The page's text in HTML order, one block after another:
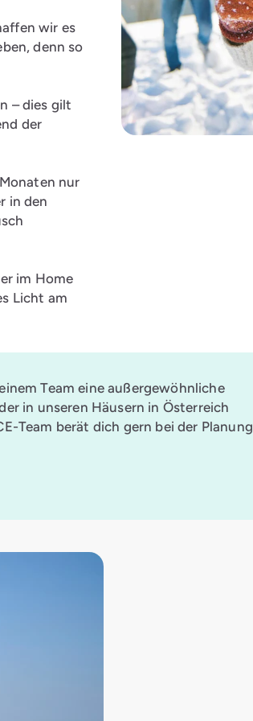
wir es
denn so
– dies gilt
der
nur
in den
im Home
Licht am
Team eine außergewöhnliche
in unseren Häusern in Österreich
Team berät dich gern bei der Planung